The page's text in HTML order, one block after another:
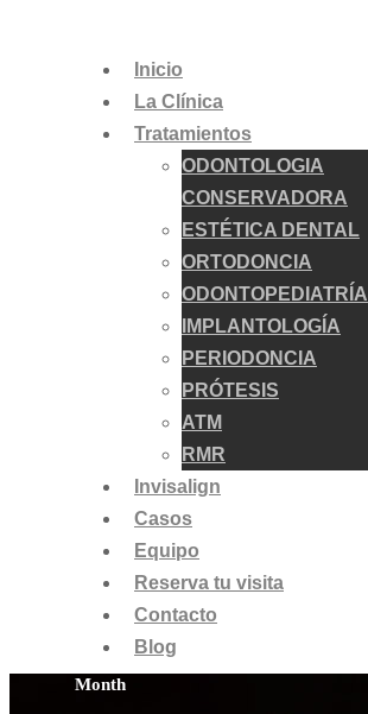
Inicio
La Clínica
Tratamientos
ODONTOLOGIA
CONSERVADORA
ESTÉTICA DENTAL
ORTODONCIA
ODONTOPEDIATRÍA
IMPLANTOLOGÍA
PERIODONCIA
PRÓTESIS
ATM
RMR
Invisalign
Casos
Equipo
Reserva tu visita
Contacto
Blog
Month